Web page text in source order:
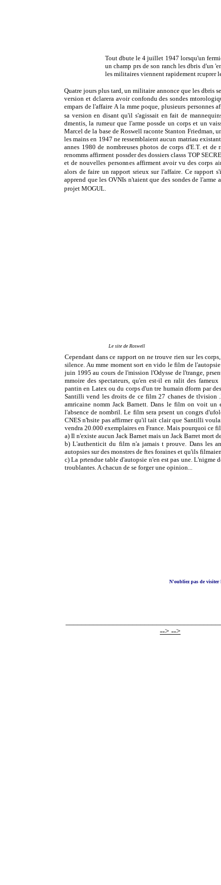
Tout dbute le 4 juillet 1947 lorsqu'un
un champ prs de son ranch les dbris d'un
les militaires viennent rapidement rcuprer
Quatre jours plus tard, un militaire annonce que les dbris
version et dclarera avoir confondu des sondes
empars de l'affaire A la mme poque, plusieurs personnes
sa version en disant qu'il s'agissait en fait de
dmentis, la rumeur que l'arme possde un corps et un
Marcel de la base de Roswell raconte Stanton Friedman,
les mains en 1947 ne ressemblaient aucun matriau
annes 1980 de nombreuses photos de corps d'E.T. et
renomms affirment possder des dossiers classs TOP
et de nouvelles personnes affirment avoir vu des corps
alors de faire un rapport srieux sur l'affaire. Ce rapport
apprend que les OVNIs n'taient que des sondes de
projet MOGUL.
Le site de Roswell
Cependant dans ce rapport on ne trouve rien sur les
silence. Au mme moment sort en vido le film de
juin 1995 au cours de l'mission l'Odysse de l'trange,
mmoire des spectateurs, qu'en est-il en ralit des
pantin en Latex ou du corps d'un tre humain dform par
Santilli vend les droits de ce film 27 chanes de tlvision
amricaine nomm Jack Barnett. Dans le film on voit un
l'absence de nombril. Le film sera prsent un congrs
CNES n'hsite pas affirmer qu'il tait clair que Santilli
vendra 20.000 exemplaires en France. Mais pourquoi ce
a) Il n'existe aucun Jack Barnet mais un Jack Barret mort
b) L'authenticit du film n'a jamais t prouve. Dans les
autopsies sur des monstres de ftes foraines et qu'ils
c) La prtendue table d'autopsie n'en est pas une. L'nigme
troublantes. A chacun de se forger une opinion...
N'oubliez pas de visiter
--> -->